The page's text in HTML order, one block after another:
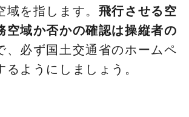
を指します。 飛行させる空
空域か否かの確認は操縦者の
、必ず国土交通省のホームペ
るようにしましょう。